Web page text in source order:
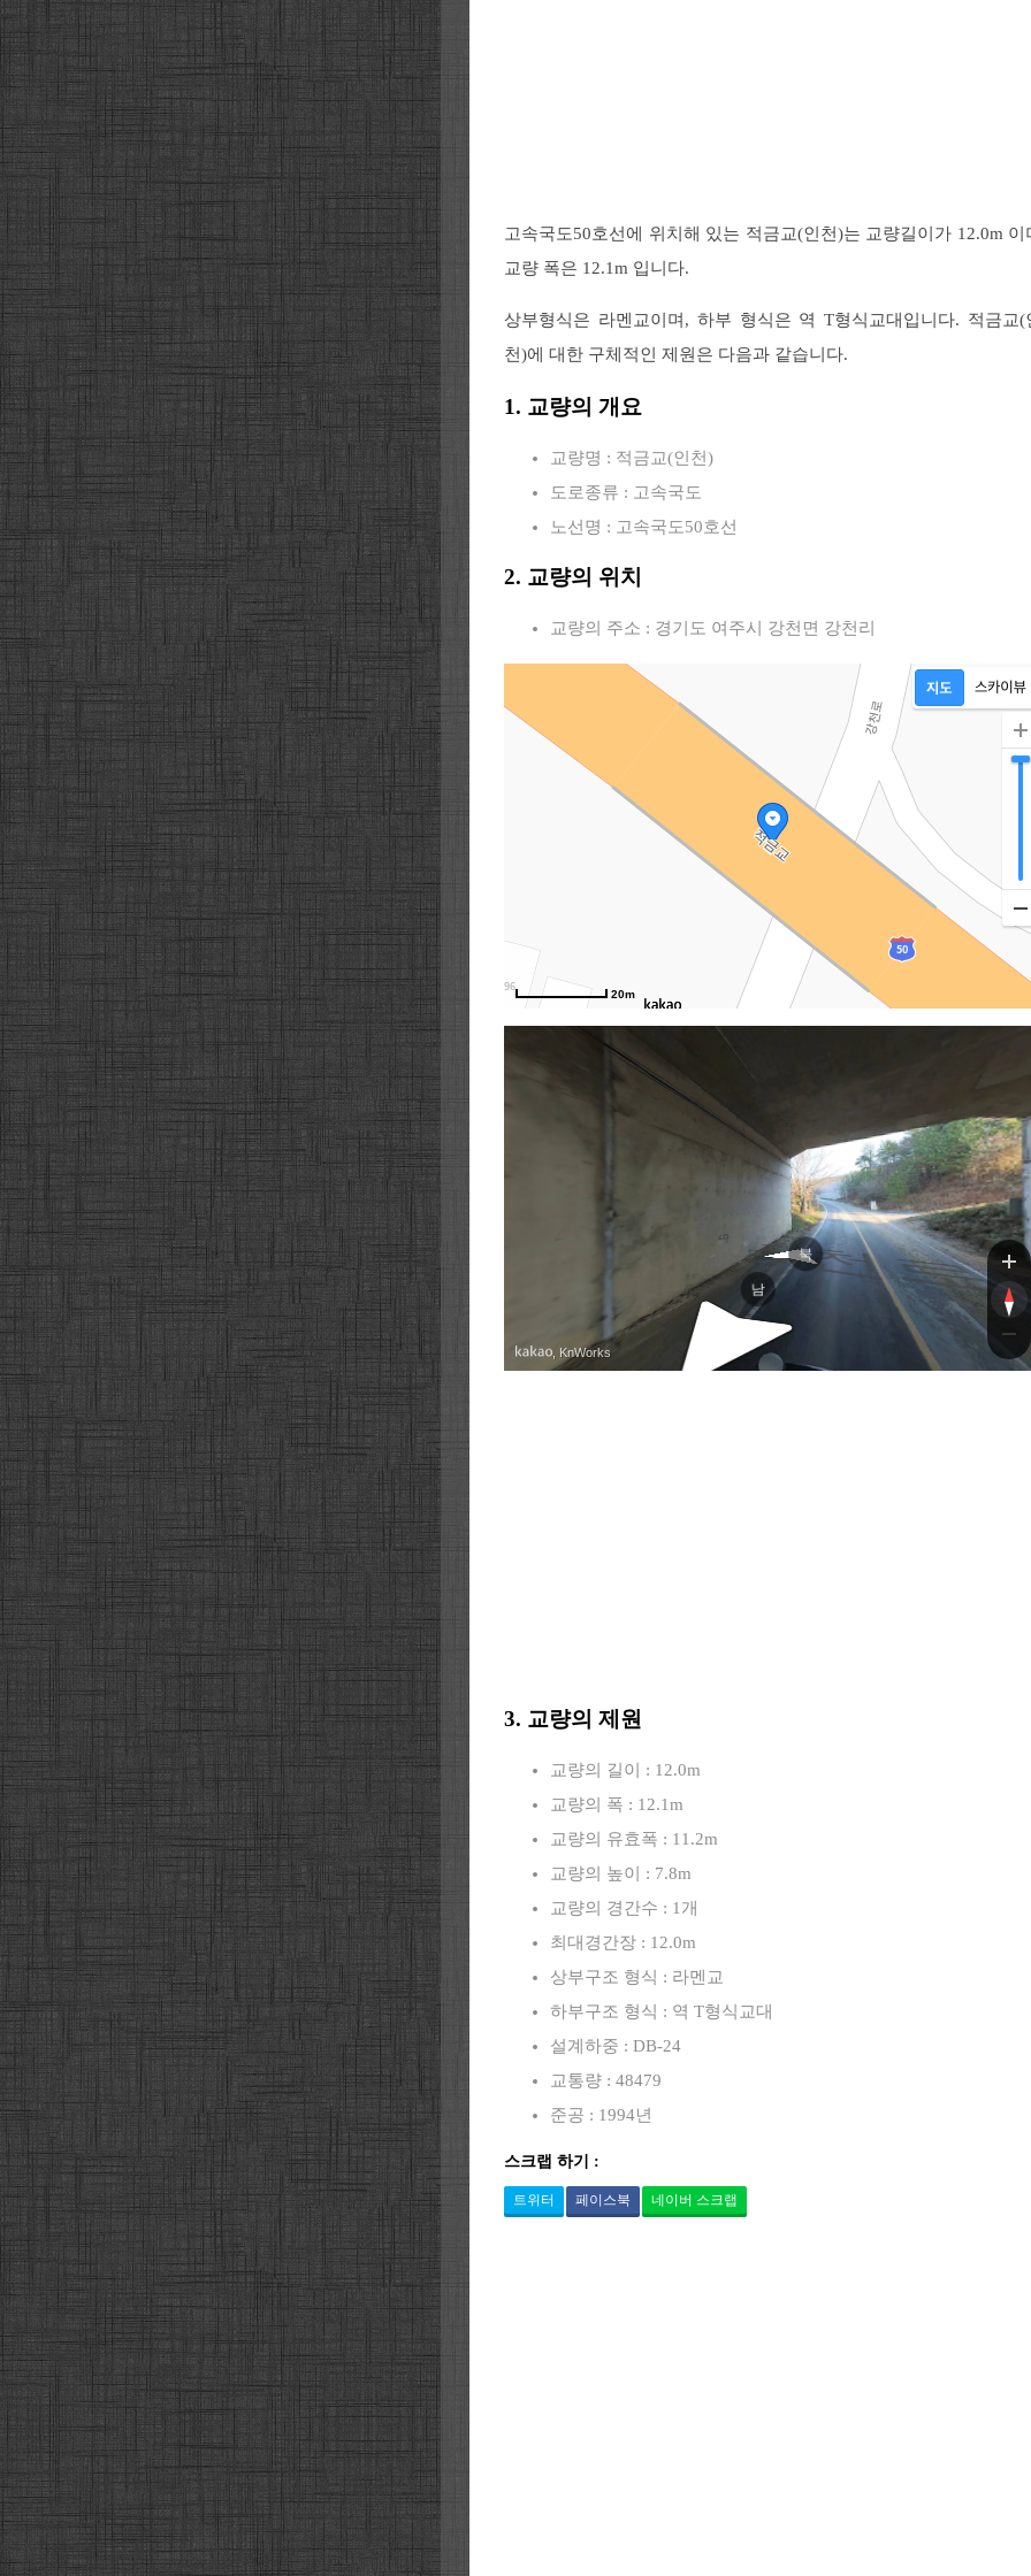
고속국도50호선에 위치해 있는 적금교(인천)는 교량길이가 12.0m 이
교량 폭은 12.1m 입니다.
상부형식은 라멘교이며, 하부 형식은 역 T형식교대입니다. 적금교(
천)에 대한 구체적인 제원은 다음과 같습니다.
1. 교량의 개요
교량명 : 적금교(인천)
도로종류 : 고속국도
노선명 : 고속국도50호선
2. 교량의 위치
교량의 주소 : 경기도 여주시 강천면 강천리
20m
강천
강천
북
남
, KnWorks
3. 교량의 제원
교량의 길이 : 12.0m
교량의 폭 : 12.1m
교량의 유효폭 : 11.2m
교량의 높이 : 7.8m
교량의 경간수 : 1개
최대경간장 : 12.0m
상부구조 형식 : 라멘교
하부구조 형식 : 역 T형식교대
설계하중 : DB-24
교통량 : 48479
준공 : 1994년
스크랩 하기 :
트위터 페이스북 네이버 스크랩